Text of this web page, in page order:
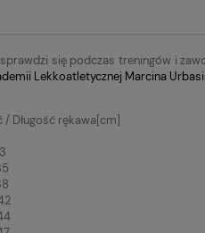
się podczas treningów i
Lekkoatletycznej Marcina
Długość rękawa[cm]